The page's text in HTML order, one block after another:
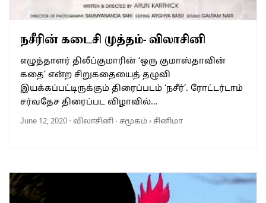
நசீரின் கடைசி முத்தம்- விலாசினி
எழுத்தாளர் திலீப்குமாரின் ‘ஒரு குமாஸ்தாவின்
கதை’ என்ற சிறுகதையைத் தழுவி
இயக்கப்பட்டிருக்கும் திரைப்படம் ‘நசீர்’. ரோட்டர்டாம்
சர்வதேச திரைப்பட விழாவில்…
June 12, 2020-விலாசினி · சமூகம்›சினிமா